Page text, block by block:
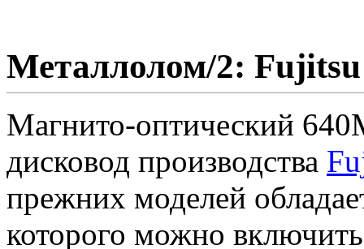
Металлолом/2: Fujitsu
Магнито-оптический
дисковод производства
прежних моделей
которого можно